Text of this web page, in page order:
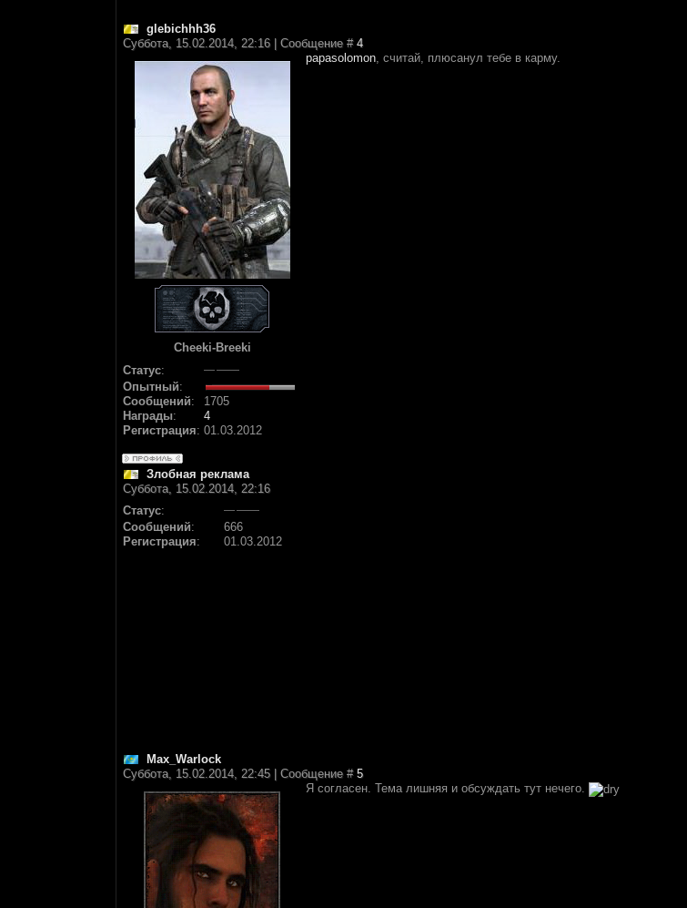
glebichhh36
Суббота, 15.02.2014, 22:16 | Сообщение # 4
Cheeki-Breeki
Статус:
Опытный:
Сообщений:
1705
Награды:
4
Регистрация: 01.03.2012
papasolomon, считай, плюсанул тебе в карму.
Злобная реклама
Суббота, 15.02.2014, 22:16
Статус:
Сообщений:
666
Регистрация: 01.03.2012
Max_Warlock
Суббота, 15.02.2014, 22:45 | Сообщение # 5
Я согласен. Тема лишняя и обсуждать тут нечего.